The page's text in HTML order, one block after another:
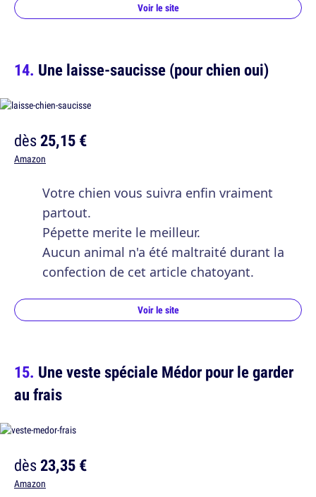
Voir le site
Une laisse-saucisse (pour chien oui)
dès25,15 €
Amazon
Votre chien vous suivra enfin vraiment
partout.
Pépette merite le meilleur.
Aucun animal n'a été maltraité durant la
confection de cet article chatoyant.
Voir le site
Une veste spéciale Médor pour le garder
au frais
dès23,35 €
Amazon